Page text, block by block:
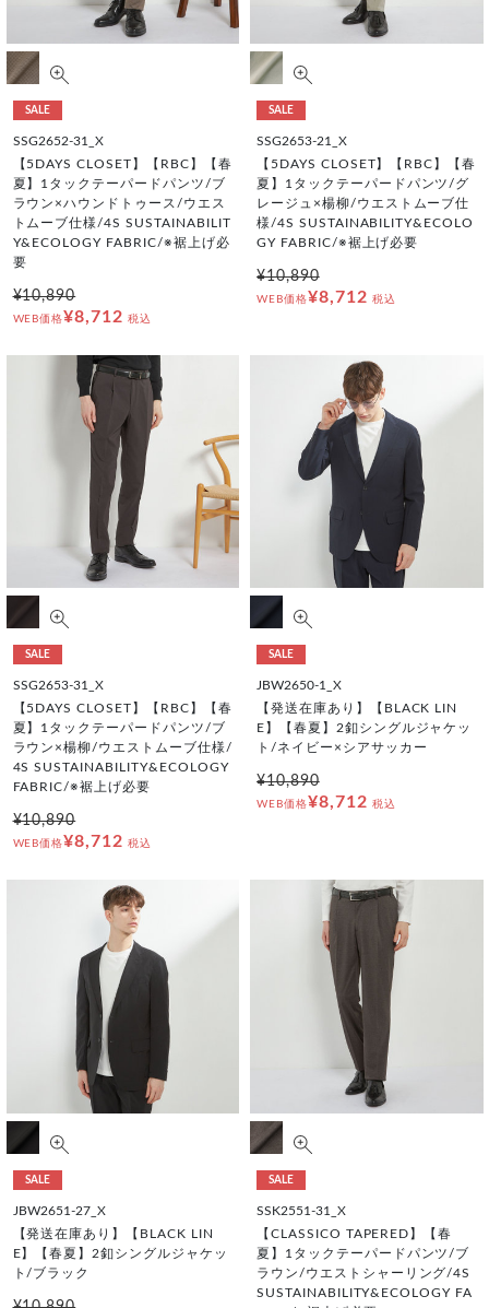
SALE
SSG2652-31_X
【5DAYS CLOSET】【RBC】【春
夏】1タックテーパードパンツ/ブ
ラウン×ハウンドトゥース/ウエス
トムーブ仕様/4S SUSTAINABILIT
Y&ECOLOGY FABRIC/※裾上げ必
要
¥10,890
WEB価格¥8,712 税込
SALE
SSG2653-21_X
【5DAYS CLOSET】【RBC】【春
夏】1タックテーパードパンツ/グ
レージュ×楊柳/ウエストムーブ仕
様/4S SUSTAINABILITY&ECOLO
GY FABRIC/※裾上げ必要
¥10,890
WEB価格¥8,712 税込
SALE
SSG2653-31_X
【5DAYS CLOSET】【RBC】【春
夏】1タックテーパードパンツ/ブ
ラウン×楊柳/ウエストムーブ仕様/
4S SUSTAINABILITY&ECOLOGY
FABRIC/※裾上げ必要
¥10,890
WEB価格¥8,712 税込
SALE
JBW2650-1_X
【発送在庫あり】【BLACK LIN
E】【春夏】2釦シングルジャケッ
ト/ネイビー×シアサッカー
¥10,890
WEB価格¥8,712 税込
SALE
JBW2651-27_X
【発送在庫あり】【BLACK LIN
E】【春夏】2釦シングルジャケッ
ト/ブラック
SALE
SSK2551-31_X
【CLASSICO TAPERED】【春
夏】1タックテーパードパンツ/ブ
ラウン/ウエストシャーリング/4S
SUSTAINABILITY&ECOLOGY FA